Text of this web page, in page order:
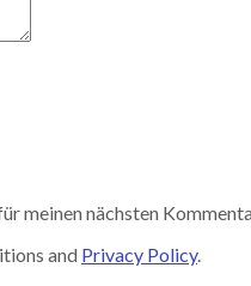
meinen nächsten
and Privacy Policy.